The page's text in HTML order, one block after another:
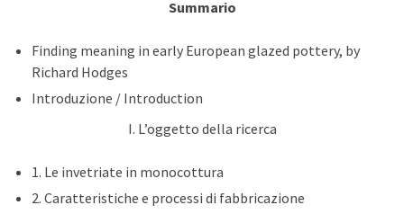
Summario
Finding meaning in early European glazed pottery, by
Richard Hodges
Introduzione / Introduction
I. L’oggetto della ricerca
1. Le invetriate in monocottura
2. Caratteristiche e processi di fabbricazione